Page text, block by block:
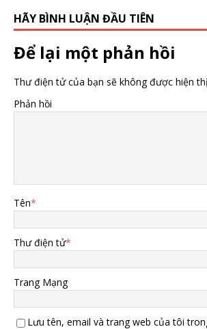
HÃY BÌNH LUẬN ĐẦU TIÊN
Để lại một phản hồi
Thư điện tử của bạn sẽ không được hiện
Phản hồi
Tên*
Thư điện tử*
Trang Mạng
Lưu tên, email và trang web của tôi